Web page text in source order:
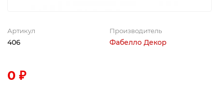
Артикул
406
Производитель
Фабелло Декор
0 ₽